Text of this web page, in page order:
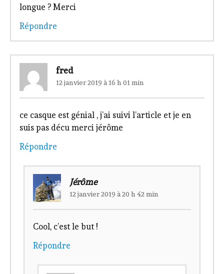
longue ? Merci
Répondre
fred
12 janvier 2019 à 16 h 01 min
ce casque est génial , j’ai suivi l’article et je en
suis pas décu merci jérôme
Répondre
Jérôme
12 janvier 2019 à 20 h 42 min
Cool, c’est le but !
Répondre